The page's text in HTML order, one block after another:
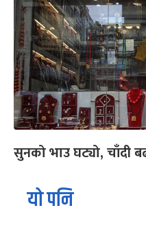
सुनको भाउ घट्यो, चाँदी
यो पनि